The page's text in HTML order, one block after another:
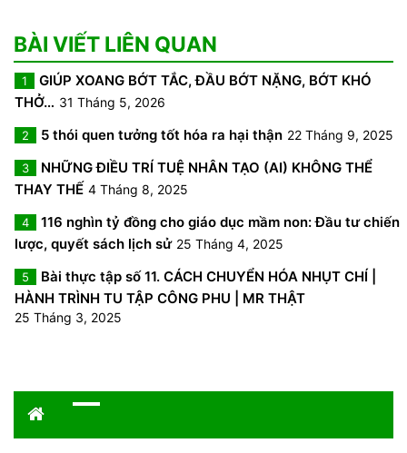
BÀI VIẾT LIÊN QUAN
1
GIÚP XOANG BỚT TẮC, ĐẦU BỚT NẶNG, BỚT KHÓ
THỞ… 31 Tháng 5, 2026
2 5 thói quen tưởng tốt hóa ra hại thận 22 Tháng 9, 2025
3
NHỮNG ĐIỀU TRÍ TUỆ NHÂN TẠO (AI) KHÔNG THỂ
THAY THẾ 4 Tháng 8, 2025
4
116 nghìn tỷ đồng cho giáo dục mầm non: Đầu tư chiến
lược, quyết sách lịch sử 25 Tháng 4, 2025
5
Bài thực tập số 11. CÁCH CHUYỂN HÓA NHỤT CHÍ |
HÀNH TRÌNH TU TẬP CÔNG PHU | MR THẬT
25 Tháng 3, 2025